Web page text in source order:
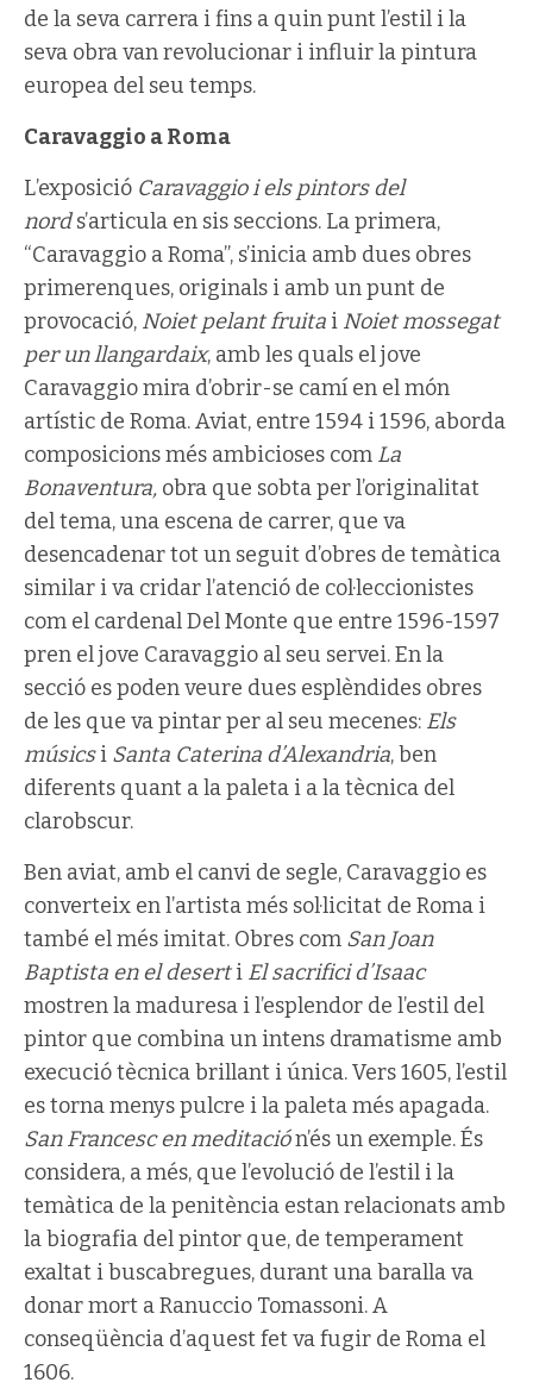
de la seva carrera i fins a quin punt l’estil i la
seva obra van revolucionar i influir la pintura
europea del seu temps.
Caravaggio a Roma
L’exposició Caravaggio i els pintors del
nords’articula en sis seccions. La primera,
“Caravaggio a Roma”, s’inicia amb dues obres
primerenques, originals i amb un punt de
provocació, Noiet pelant fruita i Noiet mossegat
per un llangardaix, amb les quals el jove
Caravaggio mira d’obrir-se camí en el món
artístic de Roma. Aviat, entre 1594 i 1596, aborda
composicions més ambicioses com La
Bonaventura, obra que sobta per l’originalitat
del tema, una escena de carrer, que va
desencadenar tot un seguit d’obres de temàtica
similar i va cridar l’atenció de col·leccionistes
com el cardenal Del Monte que entre 1596-1597
pren el jove Caravaggio al seu servei. En la
secció es poden veure dues esplèndides obres
de les que va pintar per al seu mecenes: Els
músicsi Santa Caterina d’Alexandria, ben
diferents quant a la paleta i a la tècnica del
clarobscur.
Ben aviat, amb el canvi de segle, Caravaggio es
converteix en l’artista més sol·licitat de Roma i
també el més imitat. Obres com San Joan
Baptista en el deserti El sacrifici d’Isaac
mostren la maduresa i l’esplendor de l’estil del
pintor que combina un intens dramatisme amb
execució tècnica brillant i única. Vers 1605, l’estil
es torna menys pulcre i la paleta més apagada.
San Francesc en meditación’és un exemple. És
considera, a més, que l’evolució de l’estil i la
temàtica de la penitència estan relacionats amb
la biografia del pintor que, de temperament
exaltat i buscabregues, durant una baralla va
donar mort a Ranuccio Tomassoni. A
conseqüència d’aquest fet va fugir de Roma el
1606.